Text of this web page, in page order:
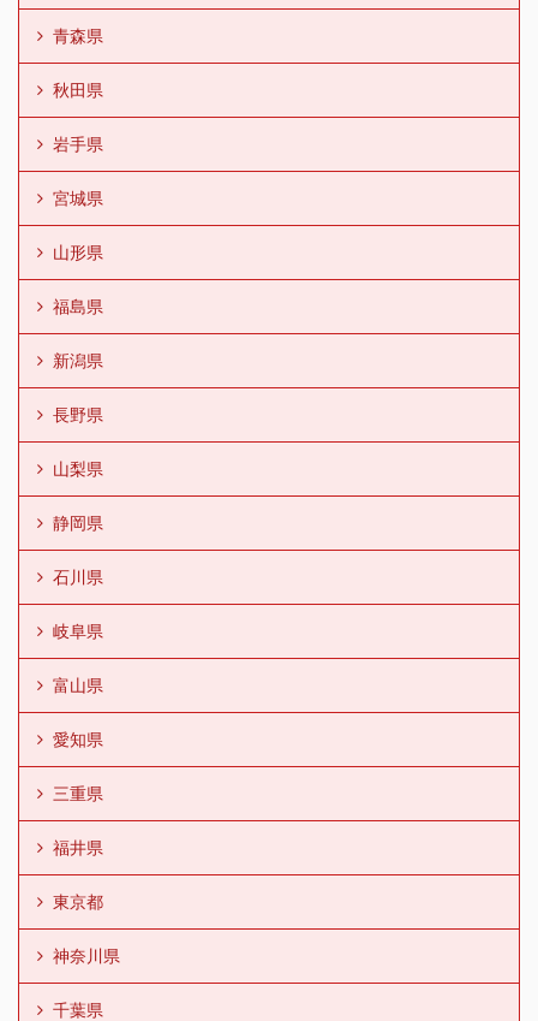
青森県
秋田県
岩手県
宮城県
山形県
福島県
新潟県
長野県
山梨県
静岡県
石川県
岐阜県
富山県
愛知県
三重県
福井県
東京都
神奈川県
千葉県